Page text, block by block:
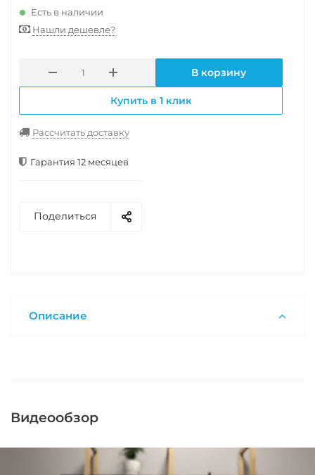
Есть в наличии
Нашли дешевле?
В корзину
Купить в 1 клик
Рассчитать доставку
Гарантия 12 месяцев
Поделиться
Описание
Видеообзор